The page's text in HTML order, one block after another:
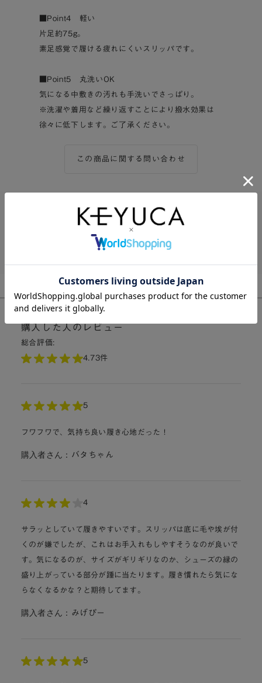
■Point4 軽い
片足約75g。
素足感覚で履ける疲れにくいスリッパです。
■Point5 丸洗いOK
気になる中敷きの汚れも手洗いでさっぱり。
※洗濯や着用など繰り返すことにより撥水効果は
徐々に低下します。ご了承ください。
この商品に関する問い合わせ
この商品をシェアする
Facebook
購入した人のレビュー
総合評価:
4.73件
5
フワフワで、気持ち良い履き心地だった！
購入者さん： バタちゃん
4
サラッとしていて履きやすいです。スリッパは底に毛や埃が付
くのが嫌でしたが、これはお手入れもしやすそうなのが良いで
す。気になるのが、サイズがギリギリなのか、シューズの縁の
盛り上がっている部分が踵に当たります。履き慣れたら気にな
らなくなるかな？と期待してます。
購入者さん： みげぴー
5